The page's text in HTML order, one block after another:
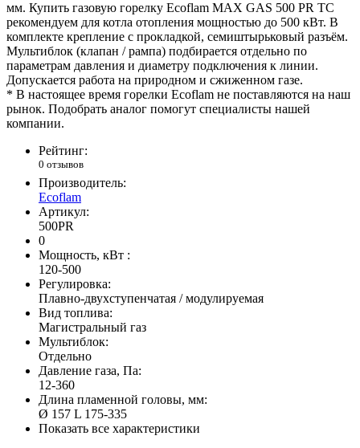
мм. Купить газовую горелку Ecoflam MAX GAS 500 PR TC
рекомендуем для котла отопления мощностью до 500 кВт. В
комплекте крепление с прокладкой, семиштырьковый разъём.
Мультиблок (клапан / рампа) подбирается отдельно по
параметрам давления и диаметру подключения к линии.
Допускается работа на природном и сжиженном газе.
* В настоящее время горелки Ecoflam не поставляются на наш
рынок. Подобрать аналог помогут специалисты нашей
компании.
Рейтинг:
0 отзывов
Производитель:
Ecoflam
Артикул:
500PR
0
Мощность, кВт :
120-500
Регулировка:
Плавно-двухступенчатая / модулируемая
Вид топлива:
Магистральный газ
Мультиблок:
Отдельно
Давление газа, Па:
12-360
Длина пламенной головы, мм:
Ø 157 L 175-335
Показать все характеристики